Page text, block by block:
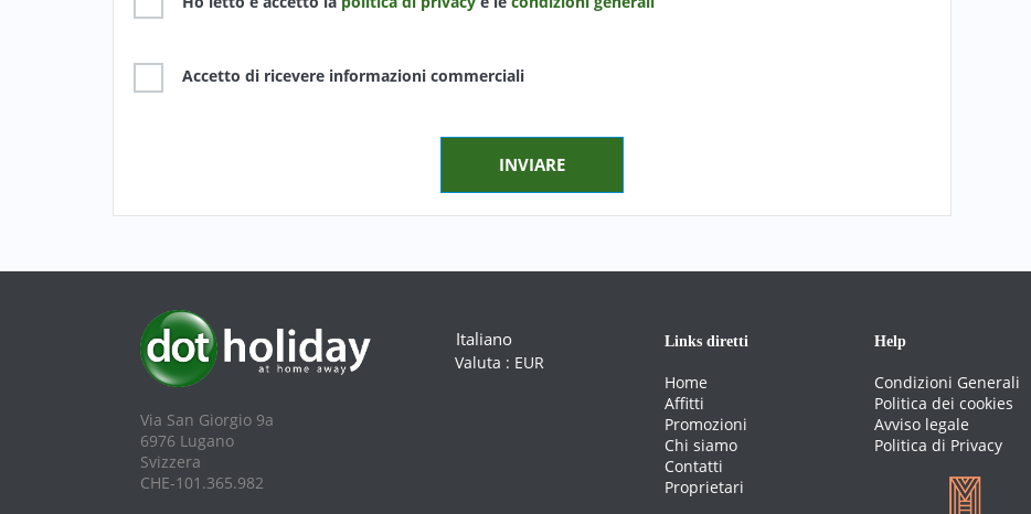
Accetto di ricevere informazioni commerciali
Via San Giorgio 9a
6976 Lugano
Svizzera
CHE-101.365.982
Italiano
Valuta : EUR
Links diretti
Home
Affitti
Promozioni
Chi siamo
Contatti
Proprietari
Help
Condizioni Generali
Politica dei cookies
Avviso legale
Politica di Privacy